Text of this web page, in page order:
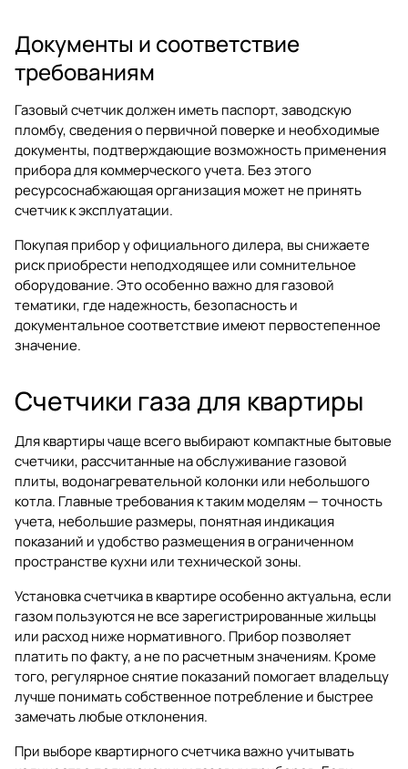
Документы и соответствие
требованиям
Газовый счетчик должен иметь паспорт, заводскую
пломбу, сведения о первичной поверке и необходимые
документы, подтверждающие возможность применения
прибора для коммерческого учета. Без этого
ресурсоснабжающая организация может не принять
счетчик к эксплуатации.
Покупая прибор у официального дилера, вы снижаете
риск приобрести неподходящее или сомнительное
оборудование. Это особенно важно для газовой
тематики, где надежность, безопасность и
документальное соответствие имеют первостепенное
значение.
Счетчики газа для квартиры
Для квартиры чаще всего выбирают компактные бытовые
счетчики, рассчитанные на обслуживание газовой
плиты, водонагревательной колонки или небольшого
котла. Главные требования к таким моделям — точность
учета, небольшие размеры, понятная индикация
показаний и удобство размещения в ограниченном
пространстве кухни или технической зоны.
Установка счетчика в квартире особенно актуальна, если
газом пользуются не все зарегистрированные жильцы
или расход ниже нормативного. Прибор позволяет
платить по факту, а не по расчетным значениям. Кроме
того, регулярное снятие показаний помогает владельцу
лучше понимать собственное потребление и быстрее
замечать любые отклонения.
При выборе квартирного счетчика важно учитывать